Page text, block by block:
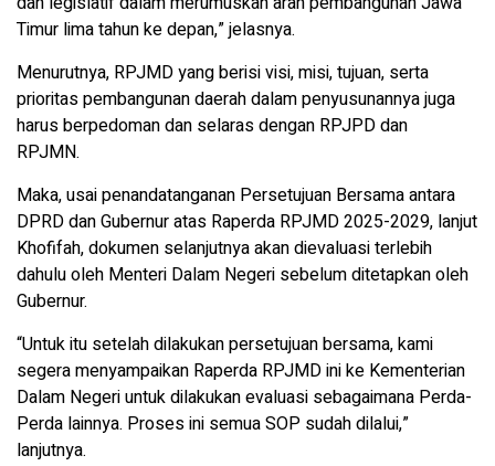
Timur lima tahun ke depan,” jelasnya.
Menurutnya, RPJMD yang berisi visi, misi, tujuan, serta
prioritas pembangunan daerah dalam penyusunannya juga
harus berpedoman dan selaras dengan RPJPD dan
RPJMN.
Maka, usai penandatanganan Persetujuan Bersama antara
DPRD dan Gubernur atas Raperda RPJMD 2025-2029, lanjut
Khofifah, dokumen selanjutnya akan dievaluasi terlebih
dahulu oleh Menteri Dalam Negeri sebelum ditetapkan oleh
Gubernur.
“Untuk itu setelah dilakukan persetujuan bersama, kami
segera menyampaikan Raperda RPJMD ini ke Kementerian
Dalam Negeri untuk dilakukan evaluasi sebagaimana Perda-
Perda lainnya. Proses ini semua SOP sudah dilalui,”
lanjutnya.